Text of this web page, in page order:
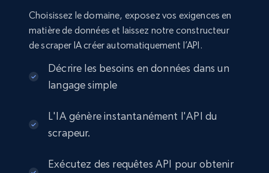
Choisissez le domaine, exposez vos exigences en
matière de données et laissez notre constructeur
de scraper IA créer automatiquement l’API.
Décrire les besoins en données dans un
langage simple
L'IA génère instantanément l'API du
scrapeur.
Exécutez des requêtes API pour obtenir